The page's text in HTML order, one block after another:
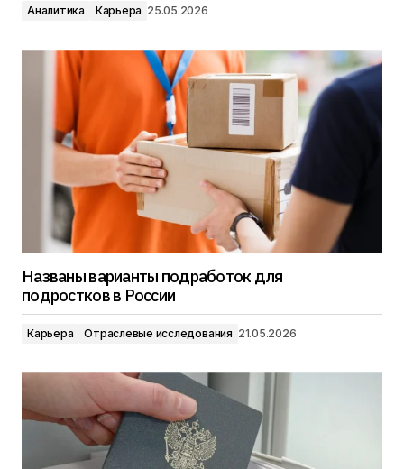
Аналитика Карьера 25.05.2026
Названы варианты подработок для
подростков в России
Карьера Отраслевые исследования 21.05.2026